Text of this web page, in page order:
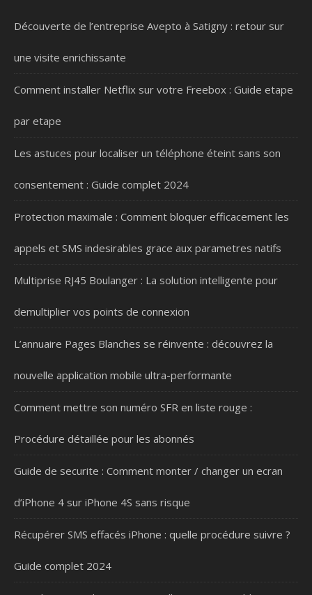
Découverte de l’entreprise Avepto à Satigny : retour sur
une visite enrichissante
Comment installer Netflix sur votre Freebox : Guide etape
par etape
Les astuces pour localiser un téléphone éteint sans son
consentement : Guide complet 2024
Protection maximale : Comment bloquer efficacement les
appels et SMS indesirables grace aux parametres natifs
Multiprise RJ45 Boulanger : La solution intelligente pour
demultiplier vos points de connexion
L’annuaire Pages Blanches se réinvente : découvrez la
nouvelle application mobile ultra-performante
Comment mettre son numéro SFR en liste rouge :
Procédure détaillée pour les abonnés
Guide de securite : Comment monter / changer un ecran
d’iPhone 4 sur iPhone 4S sans risque
Récupérer SMS effacés iPhone : quelle procédure suivre ?
Guide complet 2024